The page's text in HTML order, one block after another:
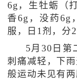
6g，生牡蛎（
香6g，没药6g
服，日1剂，分2
5月30日第
刺痛减轻，下
般运动未见有